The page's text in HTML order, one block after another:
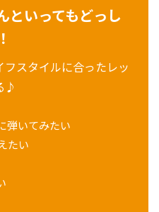
といってもどっし
スタイルに合ったレッ
♪
弾いてみたい
たい